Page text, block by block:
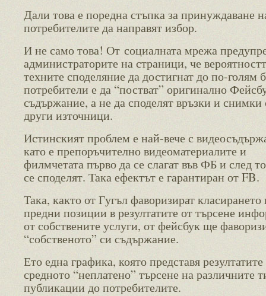
Дали това е поредна стъпка за принуждаване
потребителите да направят избор.
И не само това! От социалната мрежа
администраторите на страници, че
техните споделяние да достигнат до по-голям
потребители е да “постват” оригинално
съдържание, а не да споделят връзки и снимки
други източници.
Истинският проблем е най-вече с
като е препоръчително видеоматериалите и
филмчетата първо да се слагат във ФБ и след
се споделят. Така ефектът е гарантиран от FB.
Така, както от Гугъл фаворизират
предни позиции в резултатите от търсене
от собствените услуги, от фейсбук ще
“собственото” си съдържание.
Ето една графика, която представя резултатите
средното “неплатено” търсене на различните
публикации до потребителите.